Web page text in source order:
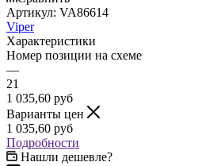
Артикул: VA86614
Viper
Характеристики
Номер позиции на схеме
—
21
1 035,60 руб
Варианты цен
1 035,60 руб
Подробности
Нашли дешевле?